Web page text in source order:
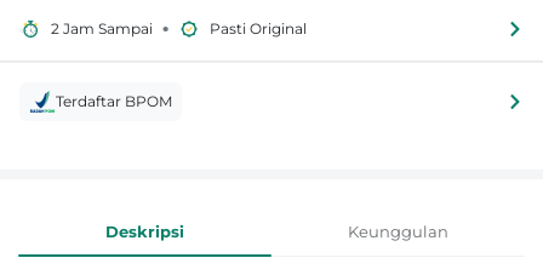
2 Jam Sampai • Pasti Original
Terdaftar BPOM
Informasi Produk
Deskripsi Keunggulan